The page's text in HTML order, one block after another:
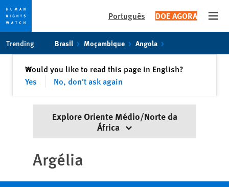
content
Português DOE AGORA
Trending Brasil Moçambique Angola
Would you like to read this page in English?
Yes
No, don't ask again
✕Fechar
Explore Oriente Médio/Norte da
África
Argélia